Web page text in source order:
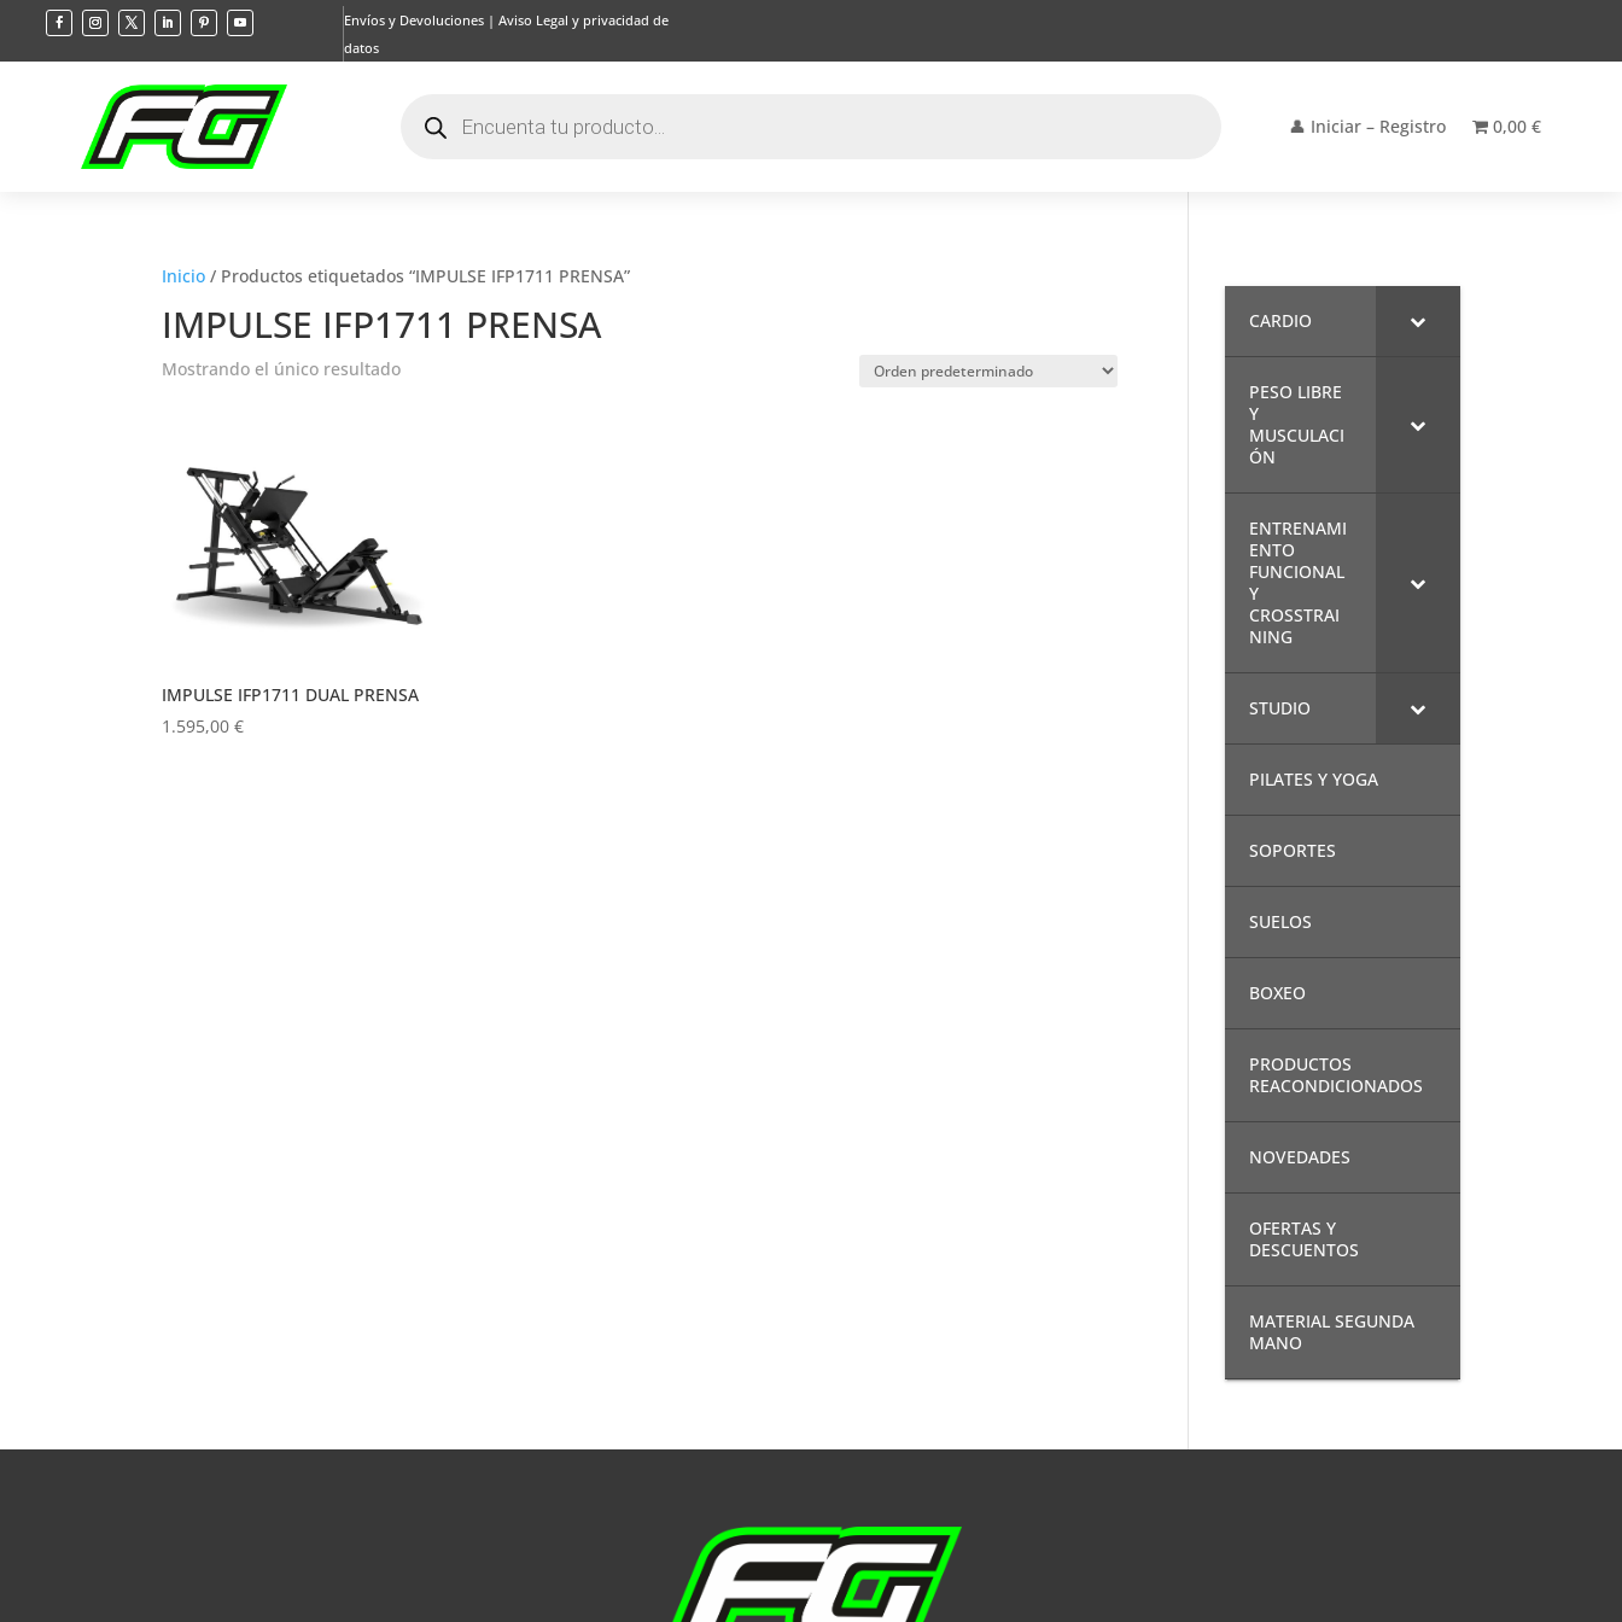
Envíos y Devoluciones| Aviso Legal y privacidad de
datos
productos 👤 Iniciar – Registro 0,00 €
Inicio / Productos etiquetados “IMPULSE IFP1711 PRENSA”
IMPULSE IFP1711 PRENSA
Mostrando el único resultado
IMPULSE IFP1711 DUAL PRENSA
1.595,00€
CARDIO
PESO LIBRE
Y
MUSCULACI
ÓN
ENTRENAMI
ENTO
FUNCIONAL
Y
CROSSTRAI
NING
STUDIO
PILATES Y YOGA
SOPORTES
SUELOS
BOXEO
PRODUCTOS
REACONDICIONADOS
NOVEDADES
OFERTAS Y
DESCUENTOS
MATERIAL SEGUNDA
MANO